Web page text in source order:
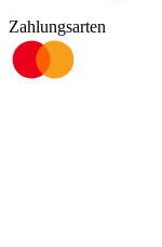
Zahlungsarten